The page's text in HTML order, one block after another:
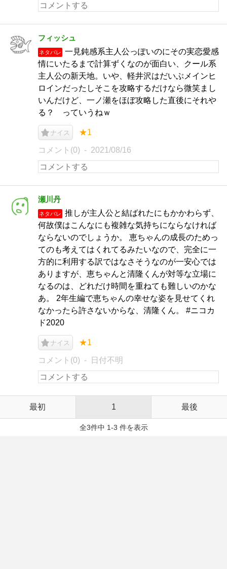
フィッシュ
ネタバレ
一見鈍感系主人公っぽいのにその実恋愛感
情にいたるまで計算ずくなのが面白い、クール系
主人公の新天地。いや、軽井沢はだいぶメインヒ
ロインだったしそこを攻略するだけなら微笑まし
いんだけど、一ノ瀬をほぼ攻略した直後にそれや
る？ っていうねｗ
ナイス ★1
コメント(0) 2021/08/16
瀬川丹
ネタバレ
推しが主人公と結ばれたにもかかわらず、
何故僕はこんなにも複雑な気持ちにならなければ
ならないのでしょうか。 恵ちゃんの成長のためっ
てのも考えてはくれてるみたいなので、完全に一
方的に利用する訳ではなさそうなのが一安心では
ありますが、恵ちゃんと清隆くんが対等な立場に
なるのは、どれだけ時間を重ねても難しいのかな
あ。 2年生編で恵ちゃんの幸せな姿を見せてくれ
なかったら許さないからな、清隆くん。 #ニコカ
ド2020
ナイス ★1
コメント(0) 日付不明
最初 1 最後
全3件中 1-3 件を表示